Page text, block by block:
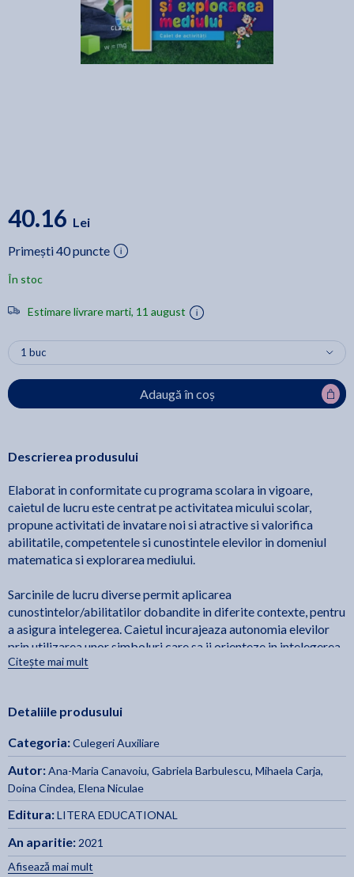
40.16 Lei
Primești 40 puncte
În stoc
Estimare livrare marti, 11 august
Adaugă în coș
Descrierea produsului
Elaborat in conformitate cu programa scolara in vigoare,
caietul de lucru este centrat pe activitatea micului scolar,
propune activitati de invatare noi si atractive si valorifica
abilitatile, competentele si cunostintele elevilor in domeniul
matematica si explorarea mediului.
Sarcinile de lucru diverse permit aplicarea
cunostintelor/abilitatilor dobandite in diferite contexte, pentru
a asigura intelegerea. Caietul incurajeaza autonomia elevilor
prin utilizarea unor simboluri care sa ii orienteze in intelegerea
cerintelor.
clasa, constituind un excelent suport adresat elevilor si
Citește mai mult
Detaliile produsului
Categoria:Culegeri Auxiliare
Autor:Ana-Maria Canavoiu, Gabriela Barbulescu, Mihaela Carja,
Doina Cindea, Elena Niculae
Editura:LITERA EDUCATIONAL
An aparitie: 2021
Afisează mai mult